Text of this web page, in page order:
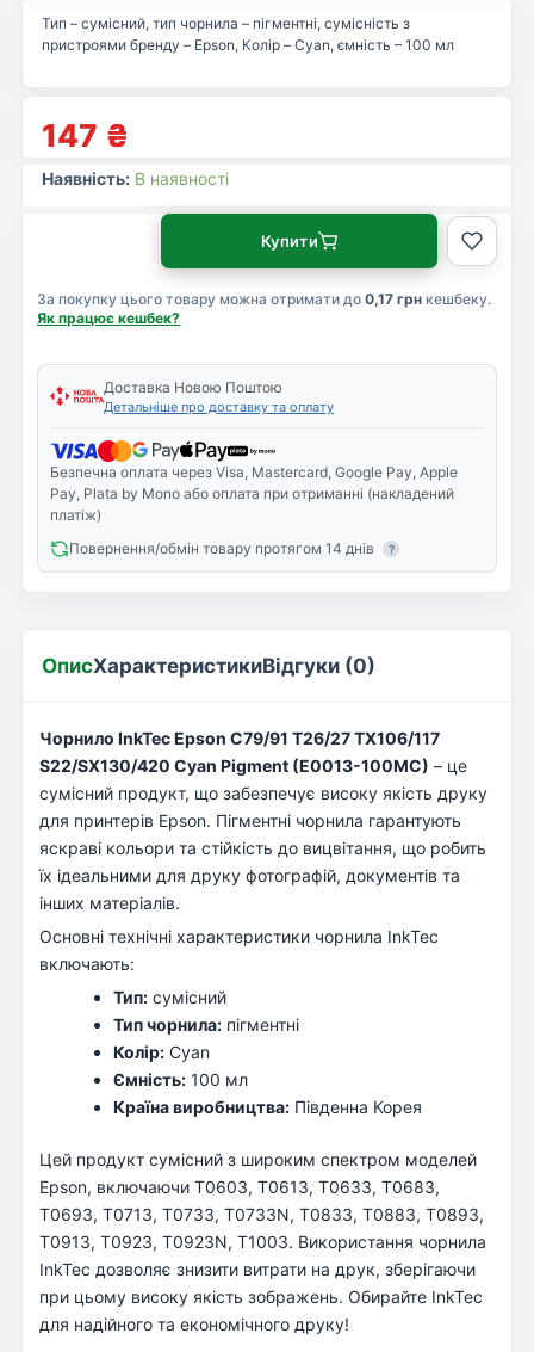
147 ₴
Тип – сумісний, тип чорнила – пігментні, сумісність з
пристроями бренду – Epson, Колір – Cyan, ємність – 100 мл
Наявність: В наявності
За покупку цього товару можна отримати до 0,17 грн кешбеку.
Як працює кешбек?
Купити
Доставка Новою Поштою
Детальніше про доставку та оплату
Безпечна оплата через Visa, Mastercard, Google Pay, Apple
Pay, Plata by Mono або оплата при отриманні (накладений
платіж)
Повернення/обмін товару протягом 14 днів
?
ОписХарактеристикиВідгуки (0)
Чорнило InkTec Epson C79/91 Т26/27 ТХ106/117
S22/SX130/420 Cyan Pigment (E0013-100MC) – це
сумісний продукт, що забезпечує високу якість друку
для принтерів Epson. Пігментні чорнила гарантують
яскраві кольори та стійкість до вицвітання, що робить
їх ідеальними для друку фотографій, документів та
інших матеріалів.
Основні технічні характеристики чорнила InkTec
включають:
Тип: сумісний
Тип чорнила: пігментні
Колір: Cyan
Ємність: 100 мл
Країна виробництва: Південна Корея
Цей продукт сумісний з широким спектром моделей
Epson, включаючи T0603, T0613, T0633, T0683,
T0693, T0713, T0733, T0733N, T0833, T0883, T0893,
T0913, T0923, T0923N, T1003. Використання чорнила
InkTec дозволяє знизити витрати на друк, зберігаючи
при цьому високу якість зображень. Обирайте InkTec
для надійного та економічного друку!